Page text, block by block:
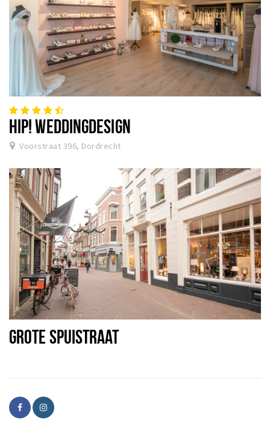
HIP! WEDDINGDESIGN
Voorstraat 396, Dordrecht
GROTE SPUISTRAAT